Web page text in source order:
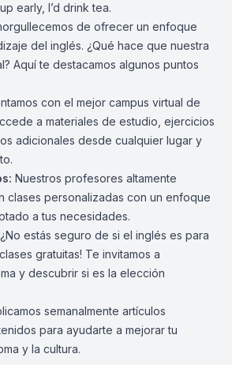
early, I’d drink tea.
de ofrecer un enfoque
del inglés. ¿Qué hace que nuestra
Aquí te destacamos algunos puntos
con el mejor campus virtual de
a materiales de estudio, ejercicios
adicionales desde cualquier lugar y
: Nuestros profesores altamente
clases personalizadas con un enfoque
a tus necesidades.
¿No estás seguro de si el inglés es para
gratuitas! Te invitamos a
y descubrir si es la elección
semanalmente artículos
para ayudarte a mejorar tu
y la cultura.